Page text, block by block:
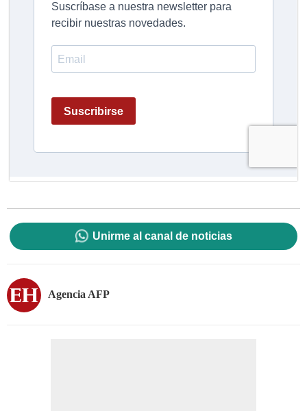
Unirme al canal de noticias
Agencia AFP